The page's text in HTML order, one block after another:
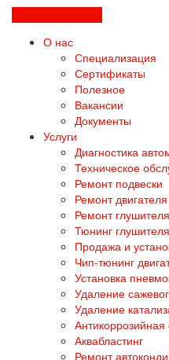
О нас
Специализация
Сертификаты
Полезное
Вакансии
Документы
Услуги
Диагностика
Техническое
Ремонт подвески
Ремонт двигателя
Ремонт глушителя
Тюнинг глушителя
Продажа и
Чип-тюнинг
Установка
Удаление
Удаление
Антикоррозийная
Аквабластинг
Ремонт